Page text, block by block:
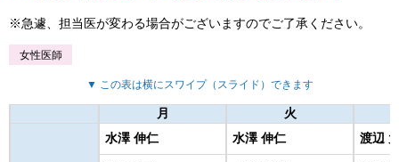
急遽、担当医が変わる場合がございますのでご了承ください。
女性医師
▼ この表は横にスワイプ（スライド）できます
月 火
水澤 伸仁 水澤 伸仁 渡辺